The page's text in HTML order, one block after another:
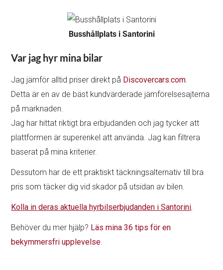
Busshållplats i Santorini
Var jag hyr mina bilar
Jag jämför alltid priser direkt på Discovercars.com.
Detta är en av de bäst kundvärderade jämförelsesajterna
på marknaden.
Jag har hittat riktigt bra erbjudanden och jag tycker att
plattformen är superenkel att använda. Jag kan filtrera
baserat på mina kriterier.
Dessutom har de ett praktiskt täckningsalternativ till bra
pris som täcker dig vid skador på utsidan av bilen.
Kolla in deras aktuella hyrbilserbjudanden i Santorini.
Behöver du mer hjälp? Läs mina 36 tips för en
bekymmersfri upplevelse.